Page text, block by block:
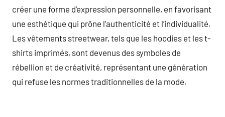
créer une forme d’expression personnelle, en favorisant
une esthétique qui prône l’authenticité et l’individualité.
Les vêtements streetwear, tels que les hoodies et les t-
shirts imprimés, sont devenus des symboles de
rébellion et de créativité, représentant une génération
qui refuse les normes traditionnelles de la mode.